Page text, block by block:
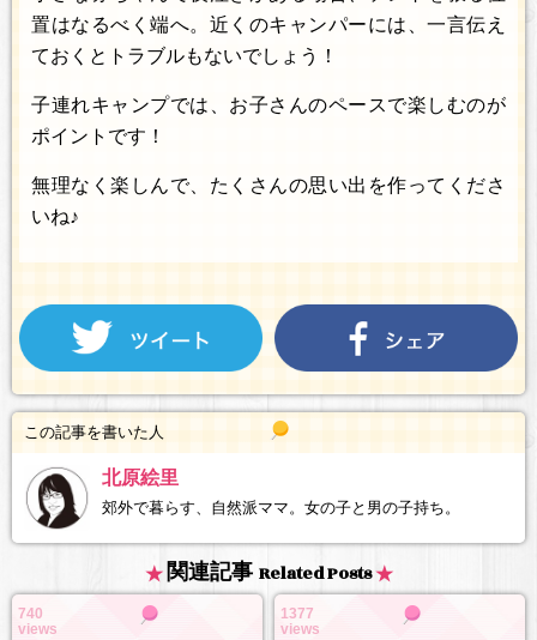
置はなるべく端へ。近くのキャンパーには、一言伝え
ておくとトラブルもないでしょう！
子連れキャンプでは、お子さんのペースで楽しむのが
ポイントです！
無理なく楽しんで、たくさんの思い出を作ってくださ
いね♪
この記事を書いた人
北原絵里
郊外で暮らす、自然派ママ。女の子と男の子持ち。
関連記事 Related Posts
740
views
1377
views